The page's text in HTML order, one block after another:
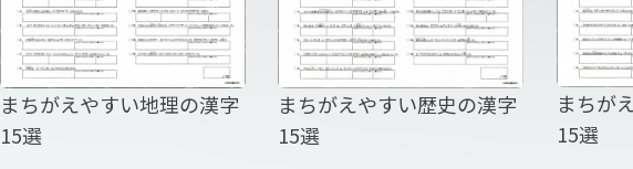
新版
新版 白地図・自由帳 世界
まちがえやすい地理の漢字
15選
まちがえやすい歴史の漢字
15選
まちが
15選